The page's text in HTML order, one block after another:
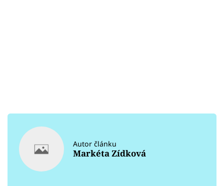
Autor článku
Markéta Zídková